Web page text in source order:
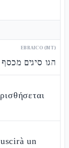
EBRAICO (MT)
הגו סיגים
un